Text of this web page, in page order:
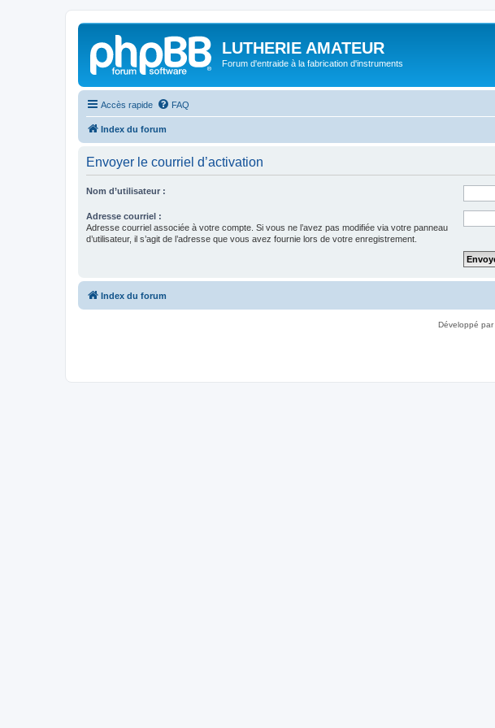
LUTHERIE AMATEUR
Forum d'entraide à la fabrication d'instruments
Accès rapide FAQ
Index du forum
Envoyer le courriel d’activation
Nom d’utilisateur :
Adresse courriel :
Adresse courriel associée à votre compte. Si vous ne l’avez pas modifiée via votre panneau
d’utilisateur, il s’agit de l’adresse que vous avez fournie lors de votre enregistrement.
Index du forum
Développé par